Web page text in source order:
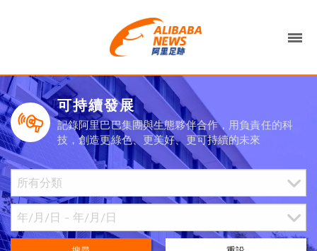
可持續發展
記錄阿里巴巴集團與生態夥伴合作，用負責任的科
技，創造更綠色、更美好、更可持續的未來